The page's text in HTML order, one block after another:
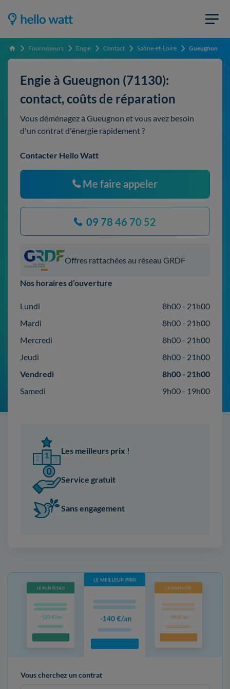
Accueil Fournisseurs Engie Contact Saône-et-Loire Gueugnon
Engie à Gueugnon (71130):
contact, coûts de réparation
Vous déménagez à Gueugnon et vous avez besoin
d'un contrat d'énergie rapidement ?
Contacter Hello Watt
Me faire appeler
09 78 46 70 52
Offres rattachées au réseau GRDF
Nos horaires d’ouverture
Lundi
8h00 - 21h00
Mardi
8h00 - 21h00
Mercredi
8h00 - 21h00
Jeudi
8h00 - 21h00
Vendredi
8h00 - 21h00
Samedi
9h00 - 19h00
Les meilleurs prix !
Service gratuit
Sans engagement
Vous cherchez un contrat